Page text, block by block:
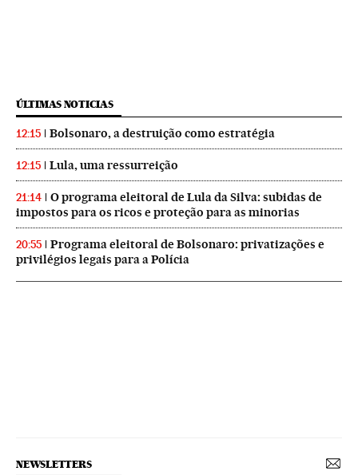
ÚLTIMAS NOTICIAS
12:15 Bolsonaro, a destruição como estratégia
12:15 Lula, uma ressurreição
21:14
O programa eleitoral de Lula da Silva: subidas de
impostos para os ricos e proteção para as minorias
20:55
Programa eleitoral de Bolsonaro: privatizações e
privilégios legais para a Polícia
NEWSLETTERS